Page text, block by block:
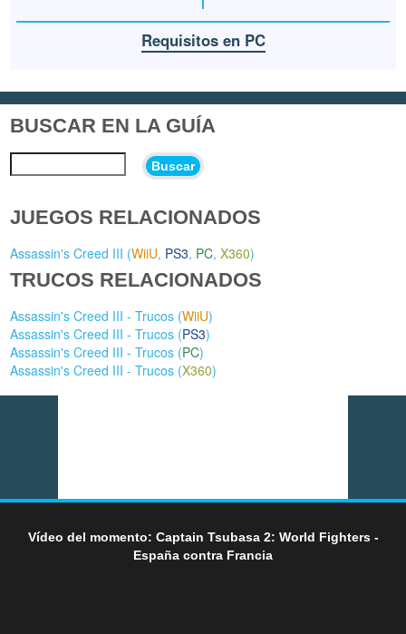
Requisitos en PC
BUSCAR EN LA GUÍA
Buscar
JUEGOS RELACIONADOS
Assassin's Creed III (WiiU, PS3, PC,X360)
TRUCOS RELACIONADOS
Assassin's Creed III - Trucos (WiiU)
Assassin's Creed III - Trucos (PS3)
Assassin's Creed III - Trucos (PC)
Assassin's Creed III - Trucos (X360)
Vídeo del momento: Captain Tsubasa 2: World Fighters -
España contra Francia